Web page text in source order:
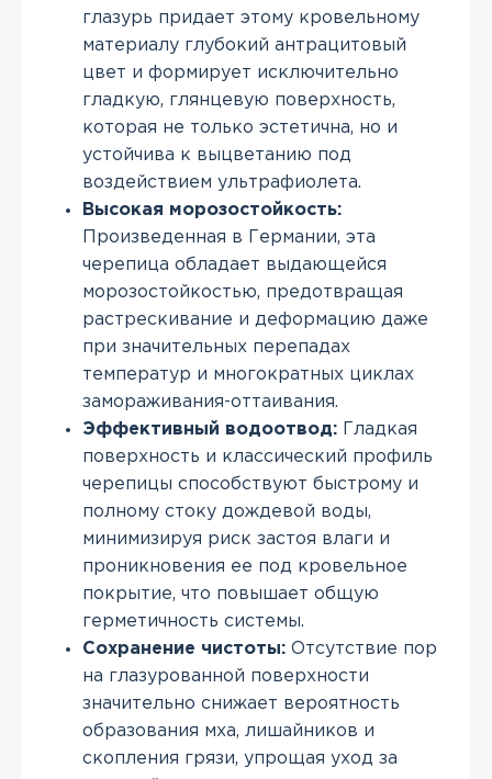
глазурь придает этому кровельному
материалу глубокий антрацитовый
цвет и формирует исключительно
гладкую, глянцевую поверхность,
которая не только эстетична, но и
устойчива к выцветанию под
воздействием ультрафиолета.
Высокая морозостойкость:
Произведенная в Германии, эта
черепица обладает выдающейся
морозостойкостью, предотвращая
растрескивание и деформацию даже
при значительных перепадах
температур и многократных циклах
замораживания-оттаивания.
Эффективный водоотвод: Гладкая
поверхность и классический профиль
черепицы способствуют быстрому и
полному стоку дождевой воды,
минимизируя риск застоя влаги и
проникновения ее под кровельное
покрытие, что повышает общую
герметичность системы.
Сохранение чистоты: Отсутствие пор
на глазурованной поверхности
значительно снижает вероятность
образования мха, лишайников и
скопления грязи, упрощая уход за